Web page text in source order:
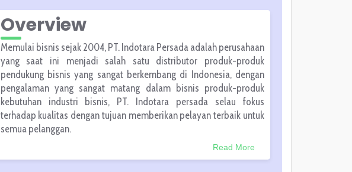
Overview
Memulai bisnis sejak 2004, PT. Indotara Persada adalah perusahaan
yang saat ini menjadi salah satu distributor produk-produk
pendukung bisnis yang sangat berkembang di Indonesia, dengan
pengalaman yang sangat matang dalam bisnis produk-produk
kebutuhan industri bisnis, PT. Indotara persada selau fokus
terhadap kualitas dengan tujuan memberikan pelayan terbaik untuk
semua pelanggan.
Read More